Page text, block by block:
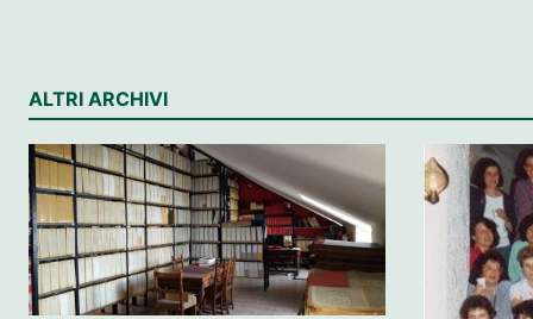
ALTRI ARCHIVI